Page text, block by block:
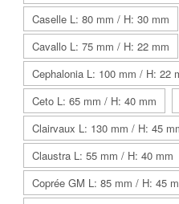
Caselle L: 80 mm / H: 30 mm
Cavallo L: 75 mm / H: 22 mm
Cephalonia L: 100 mm / H: 22
Ceto L: 65 mm / H: 40 mm
Clairvaux L: 130 mm / H: 45
Claustra L: 55 mm / H: 40 mm
Coprée GM L: 85 mm / H: 45